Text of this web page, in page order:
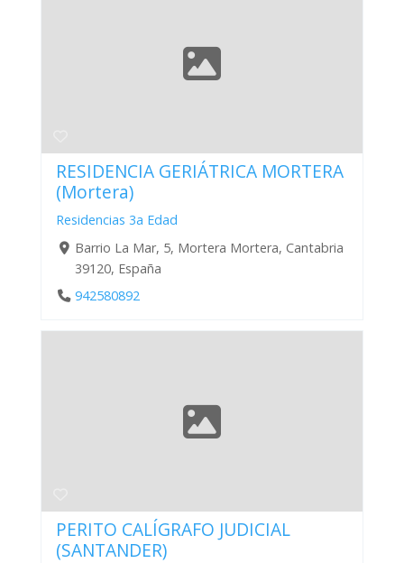
RESIDENCIA GERIÁTRICA MORTERA
(Mortera)
Residencias 3a Edad
Barrio La Mar, 5, Mortera Mortera, Cantabria
39120, España
942580892
PERITO CALÍGRAFO JUDICIAL
(SANTANDER)